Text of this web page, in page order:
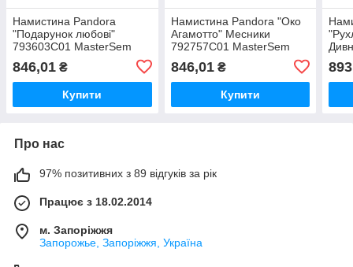
Намистина Pandora
"Подарунок любові"
793603C01 MasterSem
846,01 ₴
Купити
Намистина Pandora "Око
Агамотто" Месники
792757C01 MasterSem
846,01₴
Купити
Про нас
97% позитивних з 89 відгуків за рік
Працює з 18.02.2014
м. Запоріжжя
Запорожье, Запоріжжя, Україна